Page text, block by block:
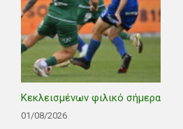
Κεκλεισμένων φιλικό σήμερα
01/08/2026